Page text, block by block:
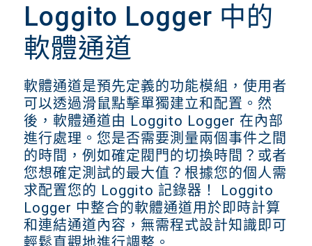
Loggito Logger 中的
軟體通道
軟體通道是預先定義的功能模組，使用者
可以透過滑鼠點擊單獨建立和配置。然
後，軟體通道由 Loggito Logger 在內部
進行處理。您是否需要測量兩個事件之間
的時間，例如確定閥門的切換時間？或者
您想確定測試的最大值？根據您的個人需
求配置您的 Loggito 記錄器！ Loggito
Logger 中整合的軟體通道用於即時計算
和連結通道內容，無需程式設計知識即可
輕鬆直觀地進行調整。